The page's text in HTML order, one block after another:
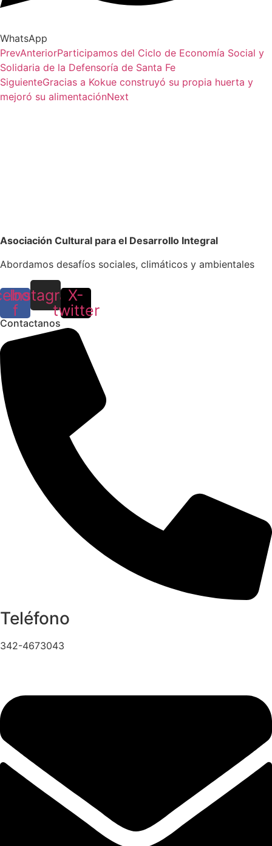
WhatsApp
PrevAnteriorParticipamos del Ciclo de Economía Social y
Solidaria de la Defensoría de Santa Fe
SiguienteGracias a Kokue construyó su propia huerta y
mejoró su alimentaciónNext
Asociación Cultural para el Desarrollo Integral
Abordamos desafíos sociales, climáticos y ambientales
f
Instagram
X-
twitter
Contactanos
Teléfono
342-4673043